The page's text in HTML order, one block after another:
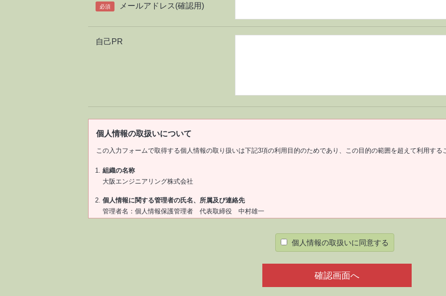
必須 メールアドレス(確認用)
自己PR
個人情報の取扱いについて
この入力フォームで取得する個人情報の取り扱いは下記3項の利用目的のためであり、この目的の範囲を超えて利用する
組織の名称
大阪エンジニアリング株式会社
個人情報に関する管理者の氏名、所属及び連絡先
管理者名：個人情報保護管理者 代表取締役 中村雄一
当社の各事業に関するお問い合わせの方の個人情報は、お問い合わせにお答えする及びご要望のあった資料や購入書
当社の採用応募の方の個人情報は、採用業務（選考、関連する連絡等）で使用するため
個人情報の取扱いに同意する